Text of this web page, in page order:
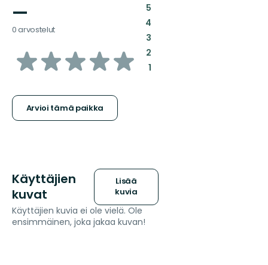
—
0 arvostelut
/5
Arvioi tämä paikka
5:
4:
3:
2:
1:
Käyttäjien
kuvat
Lisää
kuvia
Käyttäjien kuvia ei ole vielä. Ole
ensimmäinen, joka jakaa kuvan!